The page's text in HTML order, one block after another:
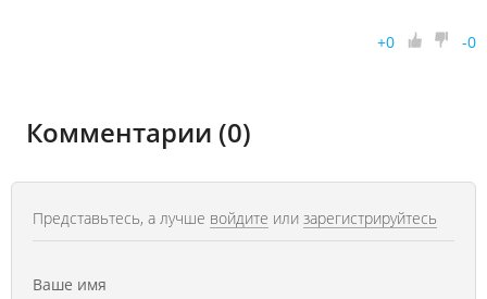
+0 -0
Комментарии (0)
Представьтесь, а лучше войдите или зарегистрируйтесь
Ваше имя